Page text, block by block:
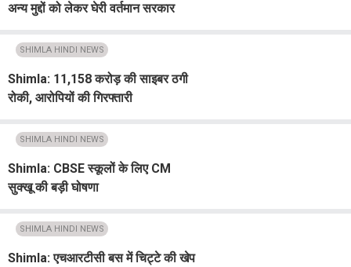
अन्य मुद्दों को लेकर घेरी वर्तमान सरकार
SHIMLA HINDI NEWS
Shimla: 11,158 करोड़ की साइबर ठगी
रोकी, आरोपियों की गिरफ्तारी
SHIMLA HINDI NEWS
Shimla: CBSE स्कूलों के लिए CM
सुक्खू की बड़ी घोषणा
SHIMLA HINDI NEWS
Shimla: एचआरटीसी बस में चिट्टे की खेप